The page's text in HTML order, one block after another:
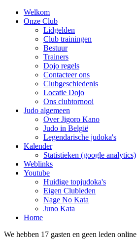
Welkom
Onze Club
Lidgelden
Club trainingen
Bestuur
Trainers
Dojo regels
Contacteer ons
Clubgeschiedenis
Locatie Dojo
Ons clubtornooi
Judo algemeen
Over Jigoro Kano
Judo in België
Legendarische judoka's
Kalender
Statistieken (google analytics)
Weblinks
Youtube
Huidige topjudoka's
Eigen Clubleden
Nage No Kata
Juno Kata
Home
We hebben 17 gasten en geen leden online